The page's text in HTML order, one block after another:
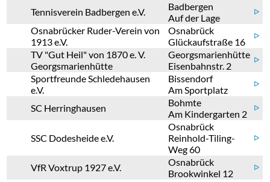
Tennisverein Badbergen e.V.
Badbergen
Auf der Lage
ᐅ
Osnabrücker Ruder-Verein von
1913 e.V.
Osnabrück
Glückaufstraße 16
ᐅ
TV "Gut Heil" von 1870 e. V.
Georgsmarienhütte
Georgsmarienhütte
Eisenbahnstr. 2
ᐅ
Sportfreunde Schledehausen
e.V.
Bissendorf
Am Sportplatz
ᐅ
SC Herringhausen
Bohmte
Am Kindergarten 2
ᐅ
SSC Dodesheide e.V.
Osnabrück
Reinhold-Tiling-
Weg 60
ᐅ
VfR Voxtrup 1927 e.V.
Osnabrück
Brookwinkel 12
ᐅ